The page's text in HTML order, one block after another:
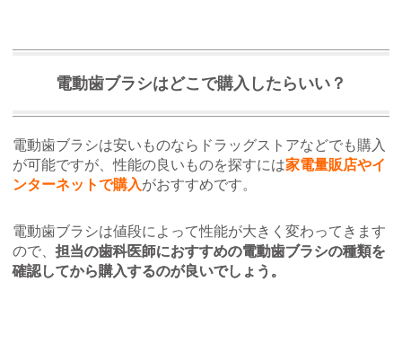
電動歯ブラシはどこで購入したらいい？
電動歯ブラシは安いものならドラッグストアなどでも購入
が可能ですが、性能の良いものを探すには家電量販店やイ
ンターネットで購入がおすすめです。
電動歯ブラシは値段によって性能が大きく変わってきます
ので、担当の歯科医師におすすめの電動歯ブラシの種類を
確認してから購入するのが良いでしょう。